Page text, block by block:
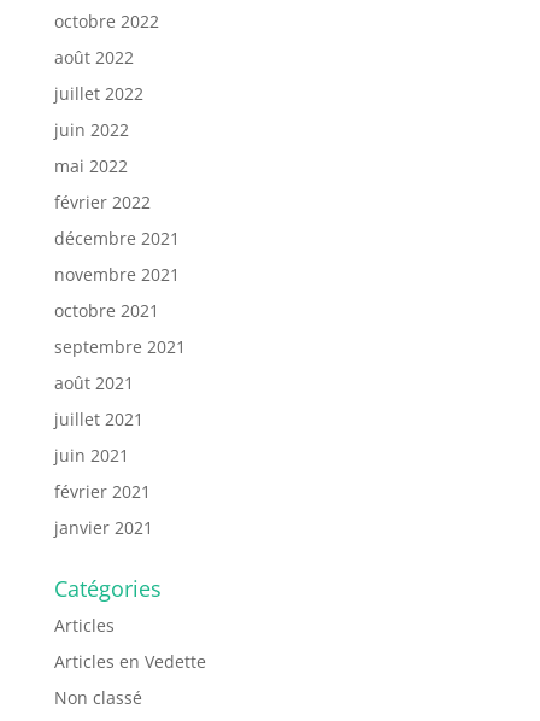
octobre 2022
août 2022
juillet 2022
juin 2022
mai 2022
février 2022
décembre 2021
novembre 2021
octobre 2021
septembre 2021
août 2021
juillet 2021
juin 2021
février 2021
janvier 2021
Catégories
Articles
Articles en Vedette
Non classé